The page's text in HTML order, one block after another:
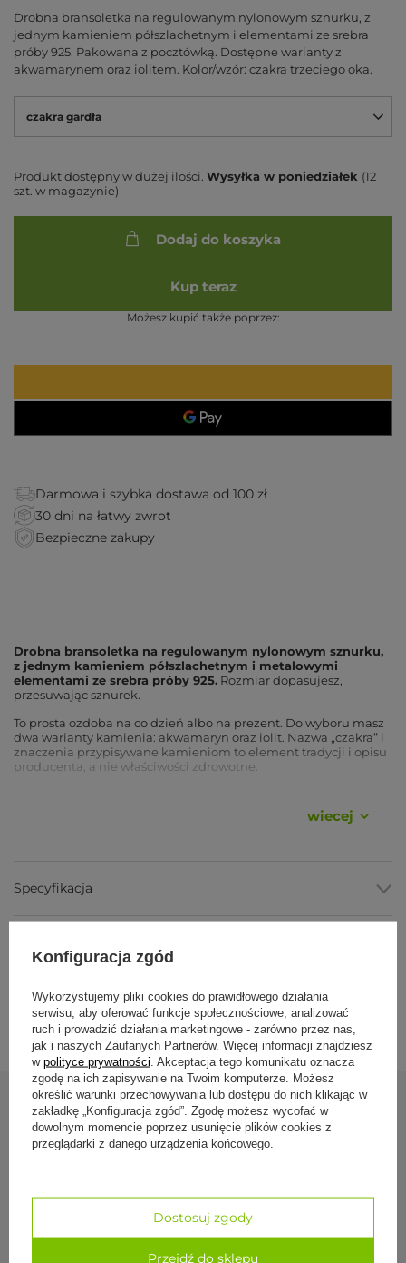
Drobna bransoletka na regulowanym nylonowym sznurku, z
jednym kamieniem półszlachetnym i elementami ze srebra
próby 925. Pakowana z pocztówką. Dostępne warianty z
akwamarynem oraz iolitem. Kolor/wzór: czakra trzeciego oka.
czakra gardła
Produkt dostępny w dużej ilości Wysyłka w poniedziałek (12
szt. w magazynie)
Dodaj do koszyka
Kup teraz
Możesz kupić także poprzez:
Darmowa i szybka dostawa od 100 zł
30 dni na łatwy zwrot
Bezpieczne zakupy
Drobna bransoletka na regulowanym nylonowym sznurku,
z jednym kamieniem półszlachetnym i metalowymi
elementami ze srebra próby 925. Rozmiar dopasujesz,
przesuwając sznurek.
To prosta ozdoba na co dzień albo na prezent. Do wyboru masz
dwa warianty kamienia: akwamaryn oraz iolit. Nazwa „czakra” i
znaczenia przypisywane kamieniom to element tradycji i opisu
producenta, a nie właściwości zdrowotne.
Kamień półszlachetny
, akwamaryn lub iolit, zależnie od
Gotowa na prezent, pakowana z pocztówką.
Parametry
Parametr Wartość
Typ
bransoletka z kamieniem
półszlachetnym
Metal srebro próby 925
Sznurek nylonowy, regulowany
Kamień
(wariant)
akwamaryn / iolit
Dla kogo
wiecej
Specyfikacja
Dostawa i zwroty
Zobacz również
Konfiguracja zgód
Wykorzystujemy pliki cookies do prawidłowego działania
serwisu, aby oferować funkcje społecznościowe, analizować
ruch i prowadzić działania marketingowe - zarówno przez nas,
jak i naszych Zaufanych Partnerów. Więcej informacji znajdziesz
w polityce prywatności . Akceptacja tego komunikatu oznacza
zgodę na ich zapisywanie na Twoim komputerze. Możesz
określić warunki przechowywania lub dostępu do nich klikając w
zakładkę „Konfiguracja zgód”. Zgodę możesz wycofać w
dowolnym momencie poprzez usunięcie plików cookies z
przeglądarki z danego urządzenia końcowego.
Dostosuj zgody
Przejdź do sklepu